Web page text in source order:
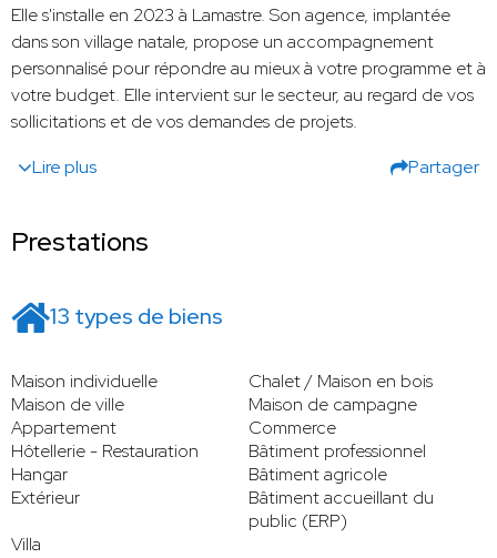
Elle s'installe en 2023 à Lamastre. Son agence, implantée
dans son village natale, propose un accompagnement
personnalisé pour répondre au mieux à votre programme et à
votre budget. Elle intervient sur le secteur, au regard de vos
sollicitations et de vos demandes de projets.
Lire plus
Partager
Prestations
13 types de biens
Maison individuelle
Chalet / Maison en bois
Maison de ville
Maison de campagne
Appartement
Commerce
Hôtellerie - Restauration
Bâtiment professionnel
Hangar
Bâtiment agricole
Extérieur
Bâtiment accueillant du
public (ERP)
Villa